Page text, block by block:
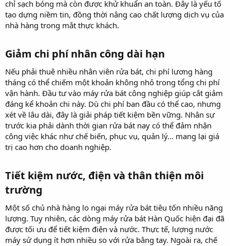
chỉ sạch bóng mà còn được khử khuẩn an toàn. Đây là yếu tố
tạo dựng niềm tin, đồng thời nâng cao chất lượng dịch vụ của
nhà hàng trong mắt thực khách.
Giảm chi phí nhân công dài hạn​
Nếu phải thuê nhiều nhân viên rửa bát, chi phí lương hàng
tháng có thể chiếm một khoản không nhỏ trong tổng chi phí
vận hành. Đầu tư vào máy rửa bát công nghiệp giúp cắt giảm
đáng kể khoản chi này. Dù chi phí ban đầu có thể cao, nhưng
xét về lâu dài, đây là giải pháp tiết kiệm bền vững. Nhân sự
trước kia phải dành thời gian rửa bát nay có thể đảm nhận
công việc khác như chế biến, phục vụ, quản lý… mang lại giá
trị cao hơn cho doanh nghiệp.
Tiết kiệm nước, điện và thân thiện môi
trường​
Một số chủ nhà hàng lo ngại máy rửa bát tiêu tốn nhiều năng
lượng. Tuy nhiên, các dòng máy rửa bát Hàn Quốc hiện đại đã
được tối ưu để tiết kiệm điện và nước. Thực tế, lượng nước
máy sử dụng ít hơn nhiều so với rửa bằng tay. Ngoài ra, chế